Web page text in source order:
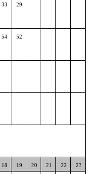
33 29
54 52
18 19 20 21 22 23